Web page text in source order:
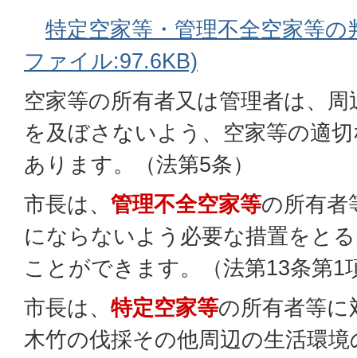
特定空家等・管理不全空家等
ファイル:97.6KB)
空家等の所有者又は管理者は、
を及ぼさないよう、空家等の適
あります。（法第5条）
市長は、 管理不全空家等の所有者
にならないよう必要な措置をと
ことができます。（法第13条第1
市長は、 特定空家等の所有者等に
木竹の伐採その他周辺の生活環